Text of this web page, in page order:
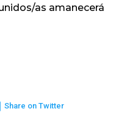
as amanecerá
Share on Twitter